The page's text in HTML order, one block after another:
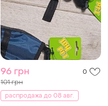
96 грн 0
101 грн
распродажа до 08 авг.